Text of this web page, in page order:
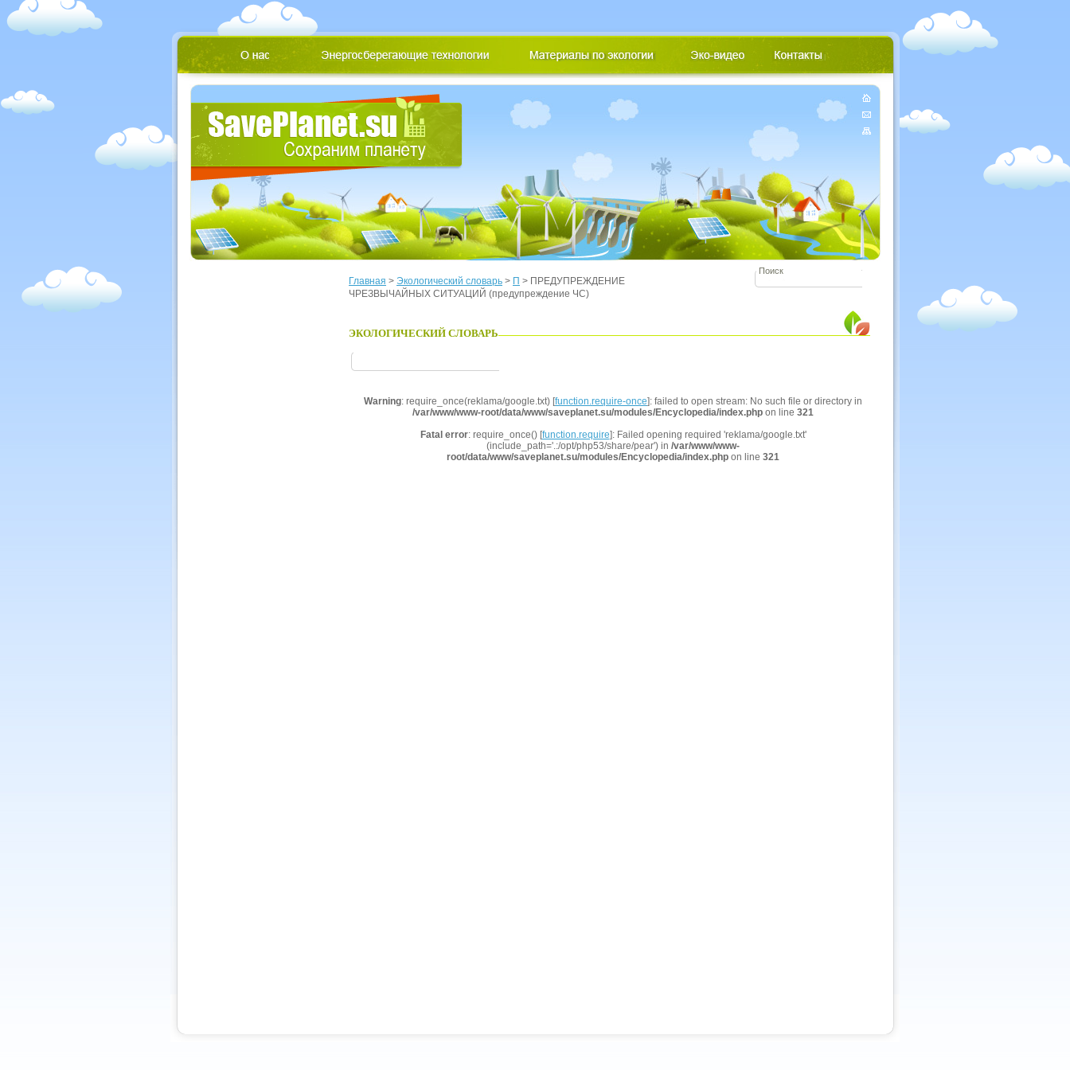
Главная > Экологический словарь > П > ПРЕДУПРЕЖДЕНИЕ
ЧРЕЗВЫЧАЙНЫХ СИТУАЦИЙ (предупреждение ЧС)
ЭКОЛОГИЧЕСКИЙ СЛОВАРЬ
Warning: require_once(reklama/google.txt) [function.require-once]: failed to open stream: No such file or directory in
/var/www/www-root/data/www/saveplanet.su/modules/Encyclopedia/index.php on line 321
Fatal error: require_once() [function.require]: Failed opening required 'reklama/google.txt'
(include_path='.:/opt/php53/share/pear') in /var/www/www-
root/data/www/saveplanet.su/modules/Encyclopedia/index.php on line 321